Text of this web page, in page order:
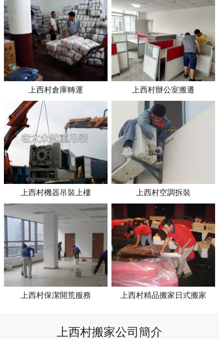
上西村倉庫轉運 上西村辦公室搬遷
上西村機器吊裝上樓 上西村空調拆裝
上西村保潔開荒服務 上西村精品搬家日式搬家
上西村搬家公司簡介